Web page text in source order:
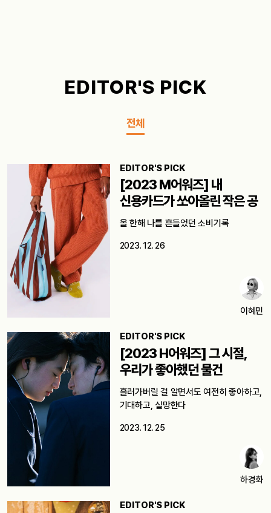
EDITOR'S PICK
전체
EDITOR'S PICK
[2023 M어워즈] 내
신용카드가 쏘아올린 작은 공
올 한해 나를 흔들었던 소비기록
2023. 12. 26
이혜민
EDITOR'S PICK
[2023 H어워즈] 그 시절,
우리가 좋아했던 물건
흘러가버릴 걸 알면서도 여전히 좋아하고,
기대하고, 실망한다
2023. 12. 25
하경화
EDITOR'S PICK